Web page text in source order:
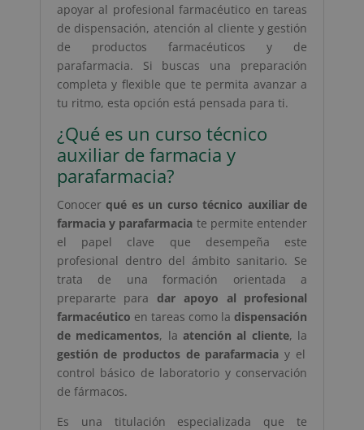
apoyar al profesional farmacéutico en tareas
de dispensación, atención al cliente y gestión
de productos farmacéuticos y de
parafarmacia. Si buscas una preparación
completa y flexible que te permita avanzar a
tu ritmo, esta opción está pensada para ti.
¿Qué es un curso técnico
auxiliar de farmacia y
parafarmacia?
Conocerqué es un curso técnico auxiliar de
farmacia y parafarmacia te permite entender
el papel clave que desempeña este
profesional dentro del ámbito sanitario. Se
trata de una formación orientada a
prepararte paradar apoyo al profesional
farmacéutico en tareas como ladispensación
de medicamentos, la atención al cliente, la
gestión de productos de parafarmacia y el
control básico de laboratorio y conservación
de fármacos.
Es una titulación especializada que te